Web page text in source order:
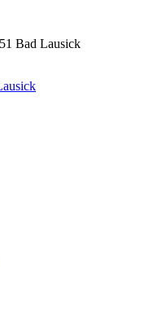
Bad Lausick